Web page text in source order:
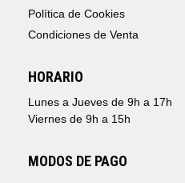
Política de Cookies
Condiciones de Venta
HORARIO
Lunes a Jueves de 9h a 17h
Viernes de 9h a 15h
MODOS DE PAGO